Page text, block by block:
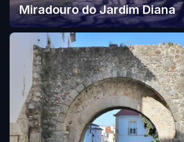
Miradouro do Jardim Diana